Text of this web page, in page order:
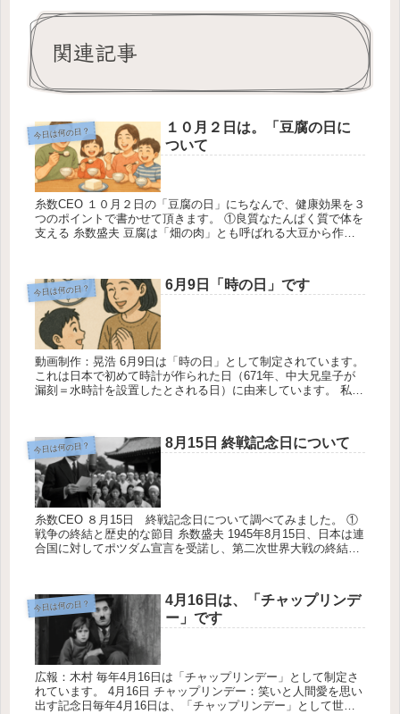
関連記事
今日は何の日？
１０月２日は。「豆腐の日に
ついて
糸数CEO １０月２日の「豆腐の日」にちなんで、健康効果を３
つのポイントで書かせて頂きます。 ①良質なたんぱく質で体を
支える 糸数盛夫 豆腐は「畑の肉」とも呼ばれる大豆から作ら
今日は何の日？ 6月9日「時の日」です
動画制作：晃浩 6月9日は「時の日」として制定されています。
これは日本で初めて時計が作られた日（671年、中大兄皇子が
漏刻＝水時計を設置したとされる日）に由来しています。 私た
今日は何の日？ 8月15日 終戦記念日について
糸数CEO ８月15日 終戦記念日について調べてみました。 ①
戦争の終結と歴史的な節目 糸数盛夫 1945年8月15日、日本は連
合国に対してポツダム宣言を受諾し、第二次世界大戦の終結を
今日は何の日？
4月16日は、「チャップリンデ
ー」です
広報：木村 毎年4月16日は「チャップリンデー」として制定さ
れています。 4月16日 チャップリンデー：笑いと人間愛を思い
出す記念日毎年4月16日は、「チャップリンデー」として世界